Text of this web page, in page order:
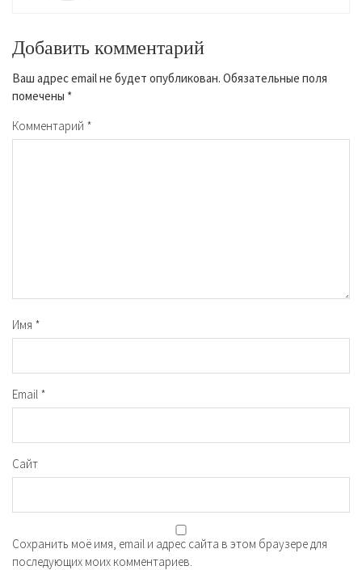
Добавить комментарий
Ваш адрес email не будет опубликован. Обязательные поля
помечены *
Комментарий *
Имя *
Email *
Сайт
Сохранить моё имя, email и адрес сайта в этом браузере для
последующих моих комментариев.